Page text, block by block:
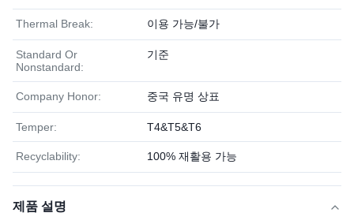
Thermal Break: 이용 가능/불가
Standard Or
Nonstandard:
기준
Company Honor: 중국 유명 상표
Temper: T4&T5&T6
Recyclability: 100% 재활용 가능
제품 설명